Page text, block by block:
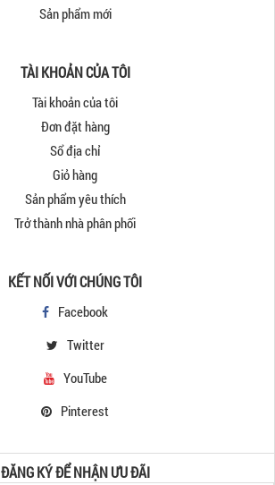
Sản phẩm mới
TÀI KHOẢN CỦA TÔI
Tài khoản của tôi
Đơn đặt hàng
Sổ địa chỉ
Giỏ hàng
Sản phẩm yêu thích
Trở thành nhà phân phối
KẾT NỐI VỚI CHÚNG TÔI
Facebook
Twitter
YouTube
Pinterest
ĐĂNG KÝ ĐỂ NHẬN ƯU ĐÃI